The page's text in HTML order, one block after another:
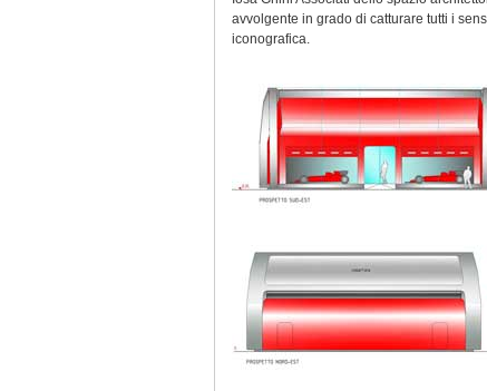
avvolgente in grado di catturare tutti i
iconografica.